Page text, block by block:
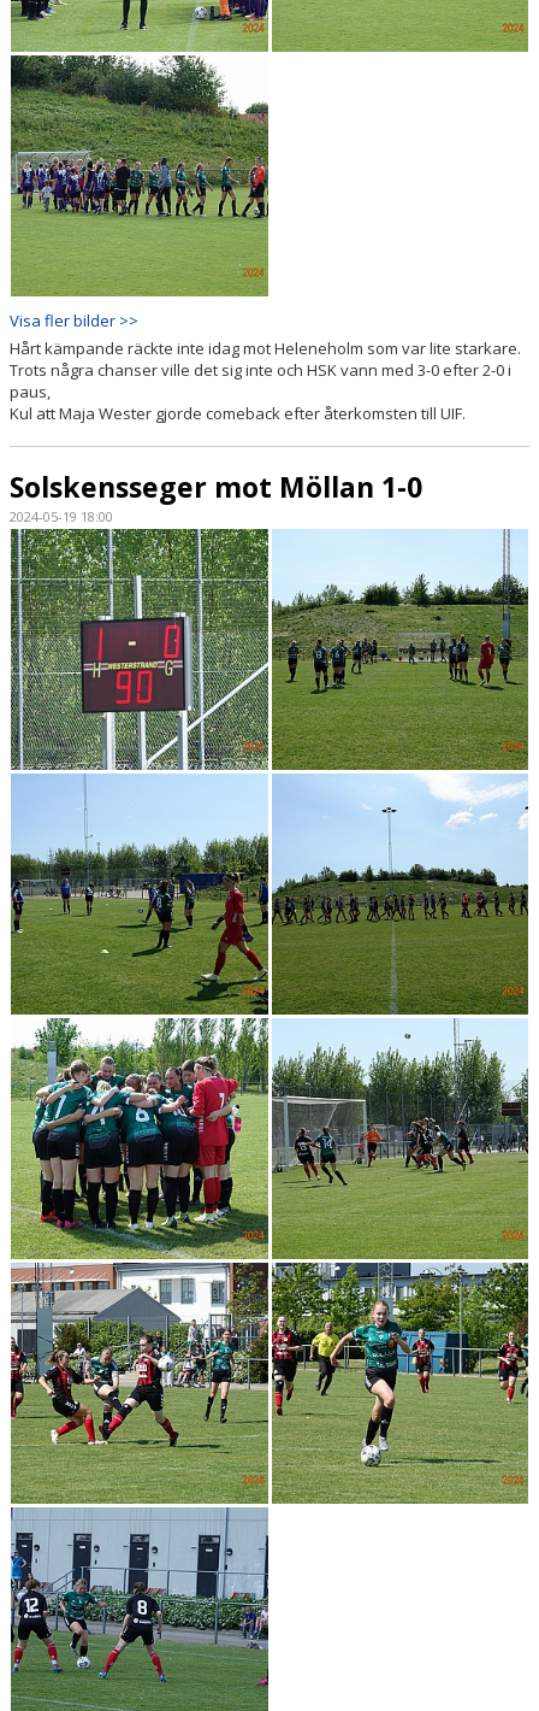
Visa fler bilder >>
Hårt kämpande räckte inte idag mot Heleneholm som var lite starkare.
Trots några chanser ville det sig inte och HSK vann med 3-0 efter 2-0 i
paus,
Kul att Maja Wester gjorde comeback efter återkomsten till UIF.
Solskensseger mot Möllan 1-0
2024-05-19 18:00